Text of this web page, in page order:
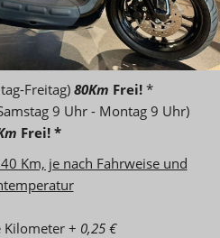
Freitag)80Km Frei!*
9 Uhr - Montag 9 Uhr)
Frei! *
Km, je nach Fahrweise und
Kilometer + 0,25 €